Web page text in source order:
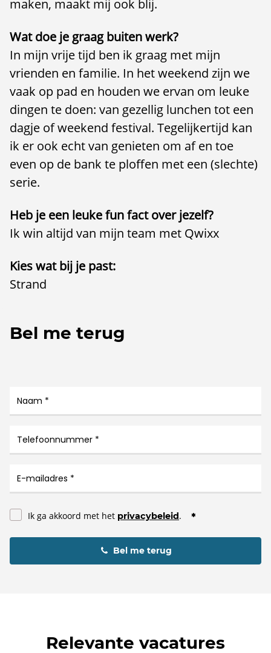
maken, maakt mij ook blij.
Wat doe je graag buiten werk?
In mijn vrije tijd ben ik graag met mijn
vrienden en familie. In het weekend zijn we
vaak op pad en houden we ervan om leuke
dingen te doen: van gezellig lunchen tot een
dagje of weekend festival. Tegelijkertijd kan
ik er ook echt van genieten om af en toe
even op de bank te ploffen met een (slechte)
serie.
Heb je een leuke fun fact over jezelf?
Ik win altijd van mijn team met Qwixx
Kies wat bij je past:
Strand
Bel me terug
Ik ga akkoord met het privacybeleid.
Bel me terug
Relevante vacatures